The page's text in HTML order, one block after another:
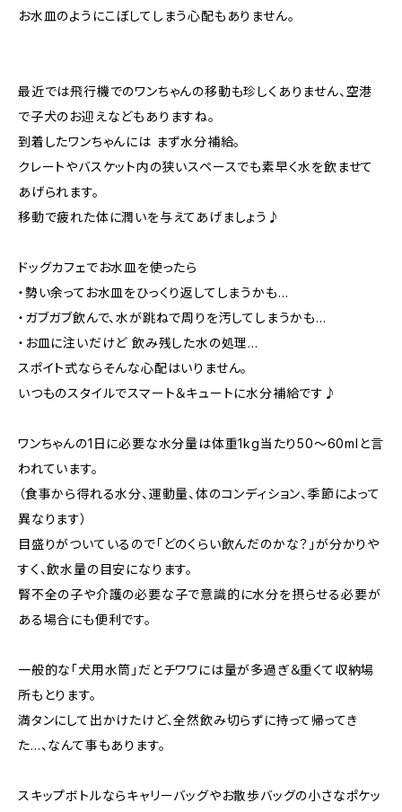
お水皿のようにこぼしてしまう心配もありません。
最近では飛行機でのワンちゃんの移動も珍しくありません、空港
で子犬のお迎えなどもありますね。
到着したワンちゃんには まず水分補給。
クレートやバスケット内の狭いスペースでも素早く水を飲ませて
あげられます。
移動で疲れた体に潤いを与えてあげましょう♪
ドッグカフェでお水皿を使ったら
・勢い余ってお水皿をひっくり返してしまうかも…
・ガブガブ飲んで、水が跳ねで周りを汚してしまうかも…
・お皿に注いだけど 飲み残した水の処理…
スポイト式ならそんな心配はいりません。
いつものスタイルでスマート＆キュートに水分補給です♪
ワンちゃんの1日に必要な水分量は体重1kg当たり50～60mlと言
われています。
（食事から得れる水分、運動量、体のコンディション、季節によって
異なります）
目盛りがついているので「どのくらい飲んだのかな？」が分かりや
すく、飲水量の目安になります。
腎不全の子や介護の必要な子で意識的に水分を摂らせる必要が
ある場合にも便利です。
一般的な「犬用水筒」だとチワワには量が多過ぎ＆重くて収納場
所もとります。
満タンにして出かけたけど、全然飲み切らずに持って帰ってき
た…、なんて事もあります。
スキップボトルならキャリーバッグやお散歩バッグの小さなポケッ